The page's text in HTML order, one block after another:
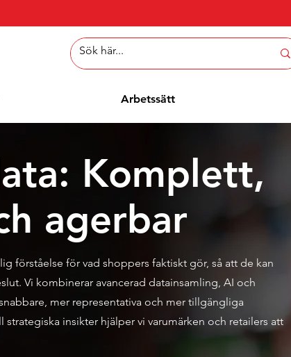
Arbetssätt
Komplett,
agerbar
förståelse för vad shoppers faktiskt gör, så att de kan
Vi kombinerar avancerad datainsamling, AI och
mer representativa och mer tillgängliga
insikter hjälper vi varumärken och retailers att